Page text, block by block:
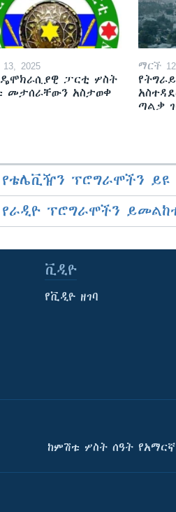
2025
ዴሞክራሲያዊ ፓርቲ ሦስት
መታሰራቸውን አስታወቀ
ማርች
ጣልቃ
የቴሌቪዥን ፕሮግራሞችን ይዩ
የራዲዮ ፕሮግራሞችን
ቪዲዮ
የቪዲዮ ዘገባ
ከምሽቱ ሦስት ሰዓት